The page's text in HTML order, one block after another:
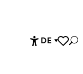
DE